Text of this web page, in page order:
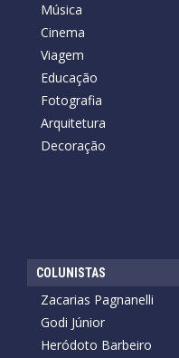
Música
Cinema
Viagem
Educação
Fotografia
Arquitetura
Decoração
COLUNISTAS
Zacarias Pagnanelli
Godi Júnior
Heródoto Barbeiro